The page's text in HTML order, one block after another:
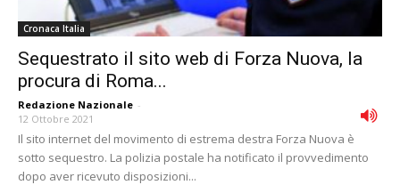
Cronaca Italia
Sequestrato il sito web di Forza Nuova, la
procura di Roma...
Redazione Nazionale -
12 Ottobre 2021
Il sito internet del movimento di estrema destra Forza Nuova è
sotto sequestro. La polizia postale ha notificato il provvedimento
dopo aver ricevuto disposizioni...